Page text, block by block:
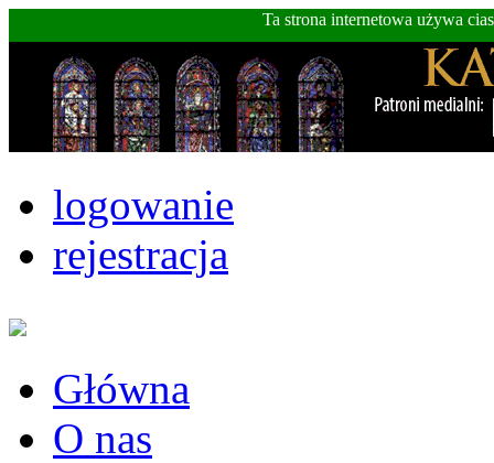
Ta strona internetowa używa
logowanie
rejestracja
Główna
O nas